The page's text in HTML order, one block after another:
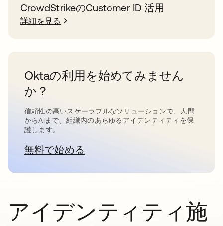
CrowdStrikeのCustomer ID 活用
詳細を見る
Oktaの利用を始めてみません
か？
信頼性の高いスケーラブルなソリューションで、人間
からAIまで、組織内のあらゆるアイデンティティを保
護します。
無料で始める新しいタブで開く
アイデンティティ施